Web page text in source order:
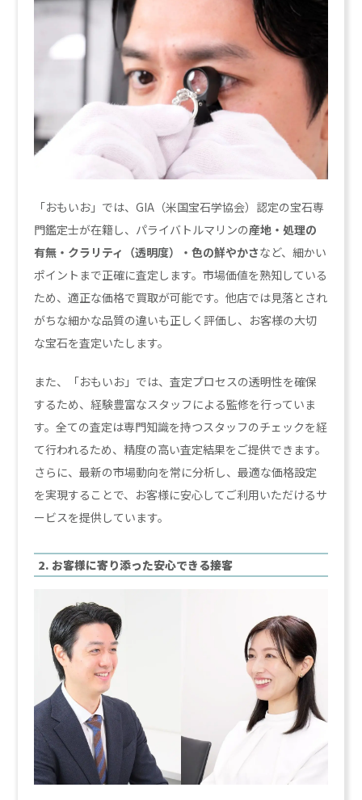
「おもいお」では、GIA（米国宝石学協会）認定の宝石専
門鑑定士が在籍し、パライバトルマリンの産地・処理の
有無・クラリティ（透明度）・色の鮮やかさなど、細かい
ポイントまで正確に査定します。市場価値を熟知している
ため、適正な価格で買取が可能です。他店では見落とされ
がちな細かな品質の違いも正しく評価し、お客様の大切
な宝石を査定いたします。
また、「おもいお」では、査定プロセスの透明性を確保
するため、経験豊富なスタッフによる監修を行っていま
す。全ての査定は専門知識を持つスタッフのチェックを経
て行われるため、精度の高い査定結果をご提供できます。
さらに、最新の市場動向を常に分析し、最適な価格設定
を実現することで、お客様に安心してご利用いただけるサ
ービスを提供しています。
2. お客様に寄り添った安心できる接客